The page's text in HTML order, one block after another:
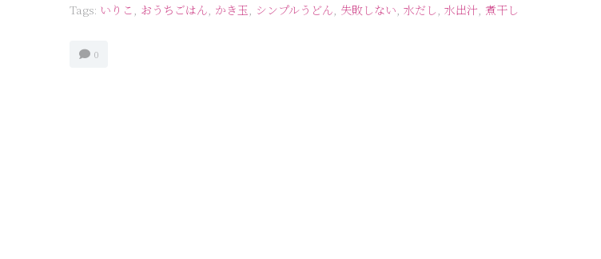
Tags: いりこ おうちごはん かき玉 シンプルうどん 失敗しない 水だし 水出汁 煮干し
0